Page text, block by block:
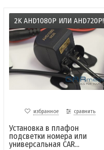
2K AHD1080P ИЛИ AHD720P!
избранное сравнить
Установка в плафон
подсветки номера или
универсальная CAR...